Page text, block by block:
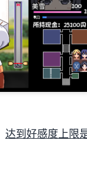
达到好感度上限